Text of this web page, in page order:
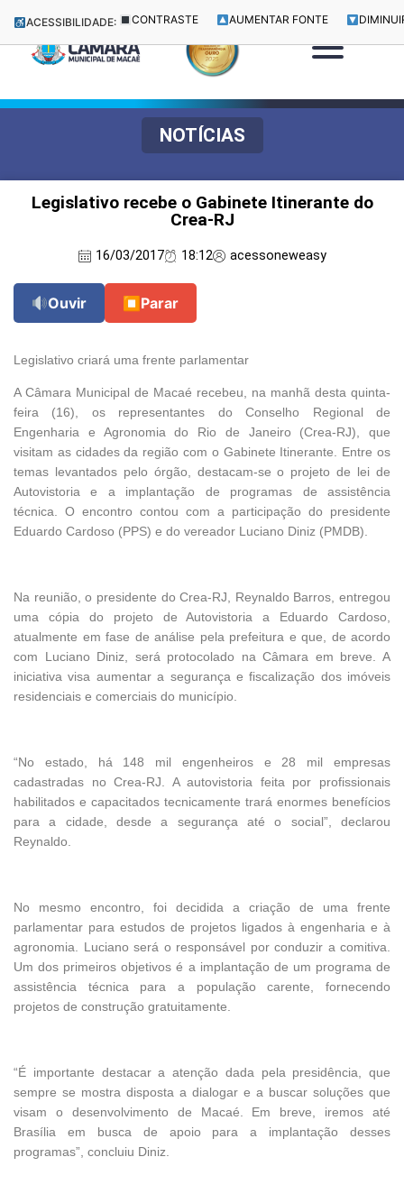
ACESSIBILIDADE: CONTRASTE AUMENTAR FONTE
NOTÍCIAS
Legislativo recebe o Gabinete Itinerante do
Crea-RJ
16/03/2017 18:12 acessoneweasy
Ouvir ⏹ Parar
Legislativo criará uma frente parlamentar
A Câmara Municipal de Macaé recebeu, na manhã desta quinta-
feira (16), os representantes do Conselho Regional de
Engenharia e Agronomia do Rio de Janeiro (Crea-RJ), que
visitam as cidades da região com o Gabinete Itinerante. Entre os
temas levantados pelo órgão, destacam-se o projeto de lei de
Autovistoria e a implantação de programas de assistência
técnica. O encontro contou com a participação do presidente
Eduardo Cardoso (PPS) e do vereador Luciano Diniz (PMDB).
Na reunião, o presidente do Crea-RJ, Reynaldo Barros, entregou
uma cópia do projeto de Autovistoria a Eduardo Cardoso,
atualmente em fase de análise pela prefeitura e que, de acordo
com Luciano Diniz, será protocolado na Câmara em breve. A
iniciativa visa aumentar a segurança e fiscalização dos imóveis
residenciais e comerciais do município.
“No estado, há 148 mil engenheiros e 28 mil empresas
cadastradas no Crea-RJ. A autovistoria feita por profissionais
habilitados e capacitados tecnicamente trará enormes benefícios
para a cidade, desde a segurança até o social”, declarou
Reynaldo.
No mesmo encontro, foi decidida a criação de uma frente
parlamentar para estudos de projetos ligados à engenharia e à
agronomia. Luciano será o responsável por conduzir a comitiva.
Um dos primeiros objetivos é a implantação de um programa de
assistência técnica para a população carente, fornecendo
projetos de construção gratuitamente.
“É importante destacar a atenção dada pela presidência, que
sempre se mostra disposta a dialogar e a buscar soluções que
visam o desenvolvimento de Macaé. Em breve, iremos até
Brasília em busca de apoio para a implantação desses
programas”, concluiu Diniz.